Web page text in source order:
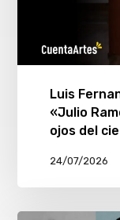
Luis
«Julio
ojos del
24/07/2026